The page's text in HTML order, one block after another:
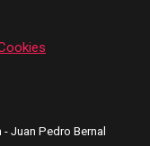
Juan Pedro Bernal